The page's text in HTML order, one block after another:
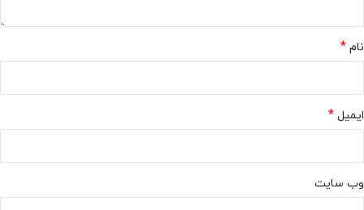
نام *
ایمیل *
وب‌ سایت